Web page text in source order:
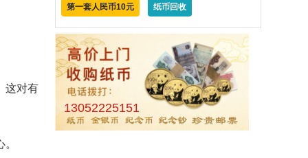
这对有
第一套人民币10元 纸币回收
13052225151